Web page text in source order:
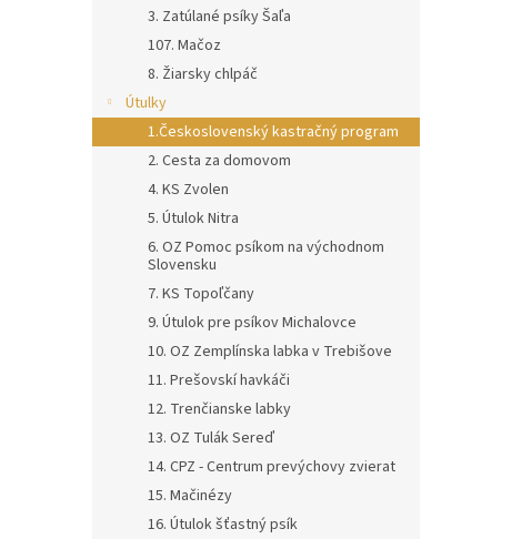
3. Zatúlané psíky Šaľa
107. Mačoz
8. Žiarsky chlpáč
Útulky
1.Československý kastračný program
2. Cesta za domovom
4. KS Zvolen
5. Útulok Nitra
6. OZ Pomoc psíkom na východnom
Slovensku
7. KS Topoľčany
9. Útulok pre psíkov Michalovce
10. OZ Zemplínska labka v Trebišove
11. Prešovskí havkáči
12. Trenčianske labky
13. OZ Tulák Sereď
14. CPZ - Centrum prevýchovy zvierat
15. Mačinézy
16. Útulok šťastný psík